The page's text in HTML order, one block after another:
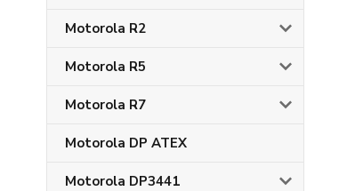
Motorola R2
Motorola R5
Motorola R7
Motorola DP ATEX
Motorola DP3441